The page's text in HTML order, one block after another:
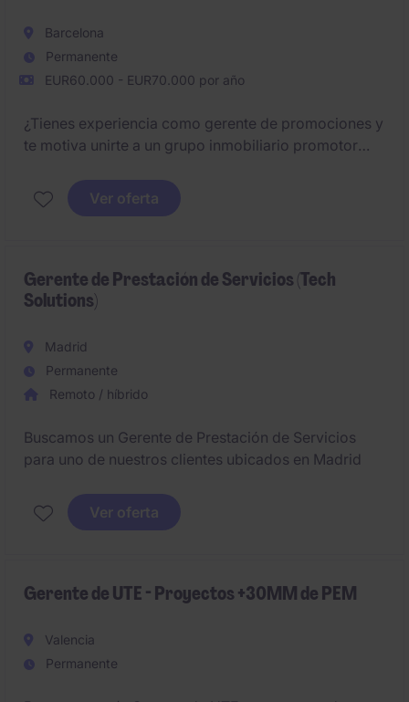
Barcelona
Permanente
EUR60.000 - EUR70.000 por año
¿Tienes experiencia como gerente de promociones y
te motiva unirte a un grupo inmobiliario promotor
Ver oferta
Gerente de Prestación de Servicios (Tech
Solutions)
Madrid
Permanente
Remoto / híbrido
Buscamos un Gerente de Prestación de Servicios
para uno de nuestros clientes ubicados en Madrid
Ver oferta
Gerente de UTE - Proyectos +30MM de PEM
Valencia
Permanente